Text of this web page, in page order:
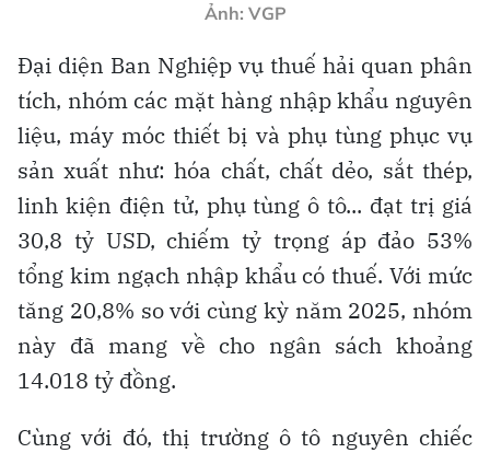
Ảnh: VGP
Đại diện Ban Nghiệp vụ thuế hải quan phân
tích, nhóm các mặt hàng nhập khẩu nguyên
liệu, máy móc thiết bị và phụ tùng phục vụ
sản xuất như: hóa chất, chất dẻo, sắt thép,
linh kiện điện tử, phụ tùng ô tô... đạt trị giá
30,8 tỷ USD, chiếm tỷ trọng áp đảo 53%
tổng kim ngạch nhập khẩu có thuế. Với mức
tăng 20,8% so với cùng kỳ năm 2025, nhóm
này đã mang về cho ngân sách khoảng
14.018 tỷ đồng.
Cùng với đó, thị trường ô tô nguyên chiếc